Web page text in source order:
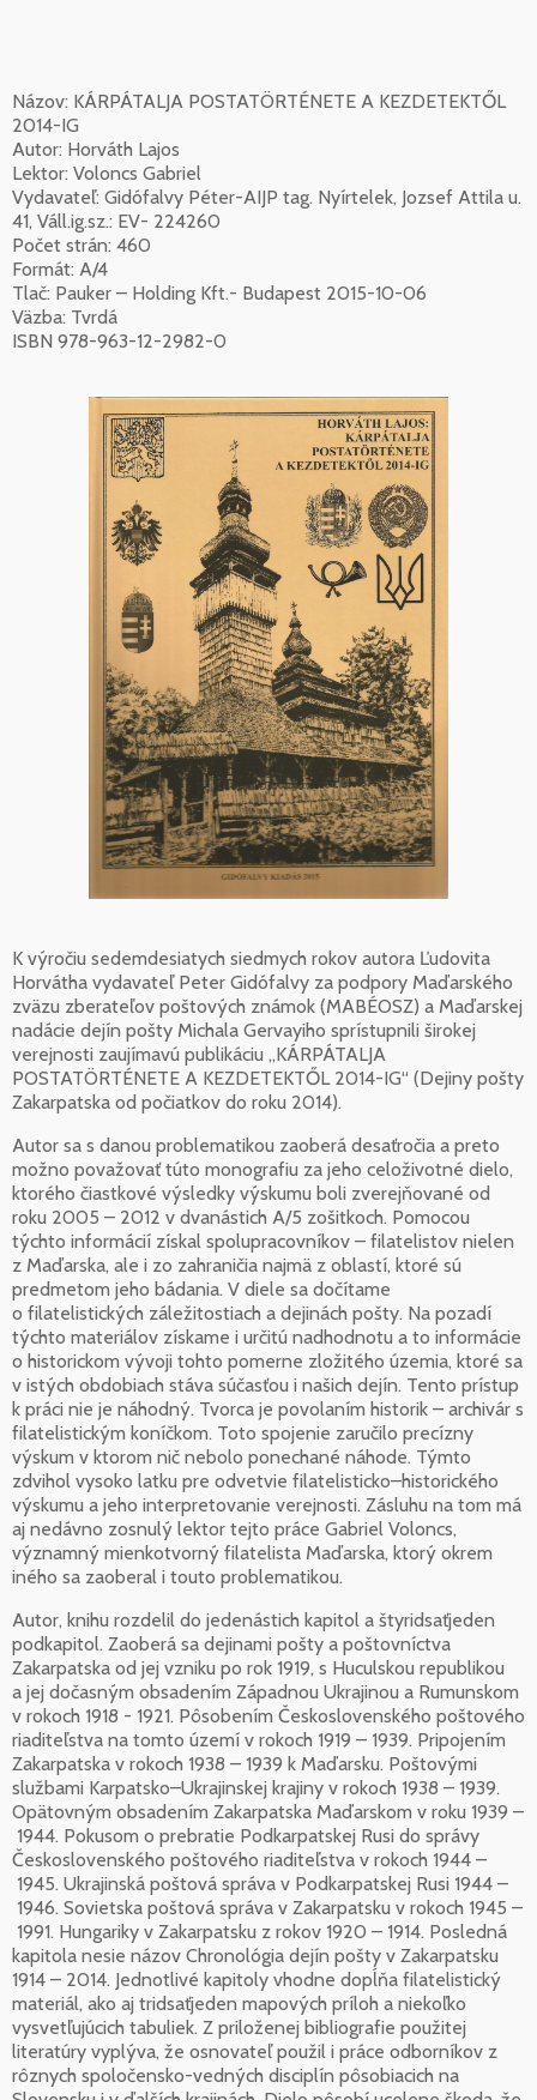
Názov: KÁRPÁTALJA POSTATÖRTÉNETE A KEZDETEKTŐL
2014-IG
Autor: Horváth Lajos
Lektor: Voloncs Gabriel
Vydavateľ: Gidófalvy Péter-AIJP tag. Nyírtelek, Jozsef Attila u.
41, Váll.ig.sz.: EV- 224260
Počet strán: 460
Formát: A/4
Tlač: Pauker – Holding Kft.- Budapest 2015-10-06
Väzba: Tvrdá
ISBN 978-963-12-2982-0
K výročiu sedemdesiatych siedmych rokov autora Ľudovita
Horvátha vydavateľ Peter Gidófalvy za podpory Maďarského
zväzu zberateľov poštových známok (MABÉOSZ) a Maďarskej
nadácie dejín pošty Michala Gervayiho sprístupnili širokej
verejnosti zaujímavú publikáciu „KÁRPÁTALJA
POSTATÖRTÉNETE A KEZDETEKTŐL 2014-IG“ (Dejiny pošty
Zakarpatska od počiatkov do roku 2014).
Autor sa s danou problematikou zaoberá desaťročia a preto
možno považovať túto monografiu za jeho celoživotné dielo,
ktorého čiastkové výsledky výskumu boli zverejňované od
roku 2005 – 2012 v dvanástich A/5 zošitkoch. Pomocou
týchto informácií získal spolupracovníkov – filatelistov nielen
z Maďarska, ale i zo zahraničia najmä z oblastí, ktoré sú
predmetom jeho bádania. V diele sa dočítame
o filatelistických záležitostiach a dejinách pošty. Na pozadí
týchto materiálov získame i určitú nadhodnotu a to informácie
o historickom vývoji tohto pomerne zložitého územia, ktoré sa
v istých obdobiach stáva súčasťou i našich dejín. Tento prístup
k práci nie je náhodný. Tvorca je povolaním historik – archivár s
filatelistickým koníčkom. Toto spojenie zaručilo precízny
výskum v ktorom nič nebolo ponechané náhode. Týmto
zdvihol vysoko latku pre odvetvie filatelisticko–historického
výskumu a jeho interpretovanie verejnosti. Zásluhu na tom má
aj nedávno zosnulý lektor tejto práce Gabriel Voloncs,
významný mienkotvorný filatelista Maďarska, ktorý okrem
iného sa zaoberal i touto problematikou.
Autor, knihu rozdelil do jedenástich kapitol a štyridsaťjeden
podkapitol. Zaoberá sa dejinami pošty a poštovníctva
Zakarpatska od jej vzniku po rok 1919, s Huculskou republikou
a jej dočasným obsadením Západnou Ukrajinou a Rumunskom
v rokoch 1918 - 1921. Pôsobením Československého poštového
riaditeľstva na tomto území v rokoch 1919 – 1939. Pripojením
Zakarpatska v rokoch 1938 – 1939 k Maďarsku. Poštovými
službami Karpatsko–Ukrajinskej krajiny v rokoch 1938 – 1939.
Opätovným obsadením Zakarpatska Maďarskom v roku 1939 –
1944. Pokusom o prebratie Podkarpatskej Rusi do správy
Československého poštového riaditeľstva v rokoch 1944 –
1945. Ukrajinská poštová správa v Podkarpatskej Rusi 1944 –
1946. Sovietska poštová správa v Zakarpatsku v rokoch 1945 –
1991. Hungariky v Zakarpatsku z rokov 1920 – 1914. Posledná
kapitola nesie názov Chronológia dejín pošty v Zakarpatsku
1914 – 2014. Jednotlivé kapitoly vhodne dopĺňa filatelistický
materiál, ako aj tridsaťjeden mapových príloh a niekoľko
vysvetľujúcich tabuliek. Z priloženej bibliografie použitej
literatúry vyplýva, že osnovateľ použil i práce odborníkov z
rôznych spoločensko-vedných disciplín pôsobiacich na